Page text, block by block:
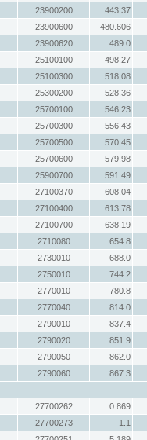
23900200
443.37
23900600
480.606
23900620
489.0
25100100
498.27
25100300
518.08
25300200
528.36
25700100
546.23
25700300
556.43
25700500
570.45
25700600
579.98
25900700
591.49
27100370
608.04
27100400
613.78
27100700
638.19
2710080
654.8
2730010
688.0
2750010
744.2
2770010
780.8
2770040
814.0
2790010
837.4
2790020
851.9
2790050
862.0
2790060
867.3
27700262
0.869
27700273
1.1